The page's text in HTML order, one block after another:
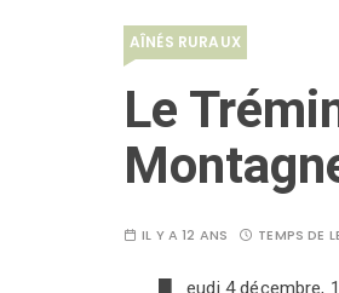
AÎNÉS RURAUX
Le
IL Y A 12 ANS TEMPS DE